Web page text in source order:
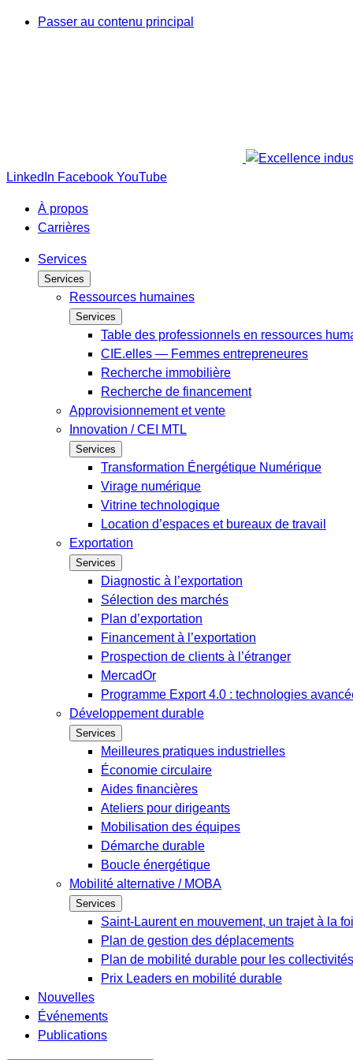
Passer au contenu principal
LinkedIn Facebook YouTube
À propos
Carrières
Services
Services
Ressources humaines
Services
Table des professionnels en ressources
CIE.elles — Femmes entrepreneures
Recherche immobilière
Recherche de financement
Approvisionnement et vente
Innovation / CEI MTL
Services
Transformation Énergétique Numérique
Virage numérique
Vitrine technologique
Location d’espaces et bureaux de travail
Exportation
Services
Diagnostic à l’exportation
Sélection des marchés
Plan d’exportation
Financement à l’exportation
Prospection de clients à l’étranger
MercadOr
Programme Export 4.0 : technologies
Développement durable
Services
Meilleures pratiques industrielles
Économie circulaire
Aides financières
Ateliers pour dirigeants
Mobilisation des équipes
Démarche durable
Boucle énergétique
Mobilité alternative / MOBA
Services
Saint-Laurent en mouvement, un trajet à la
Plan de gestion des déplacements
Plan de mobilité durable pour les collectivités
Prix Leaders en mobilité durable
Nouvelles
Événements
Publications